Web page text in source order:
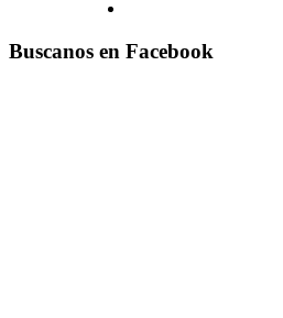
Buscanos en Facebook